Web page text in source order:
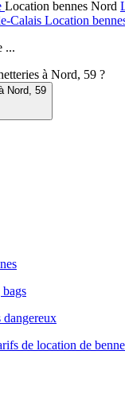
Location bennes Nord
Calais Location
...
à Nord, 59 ?
Nord 59
dangereux
de location de